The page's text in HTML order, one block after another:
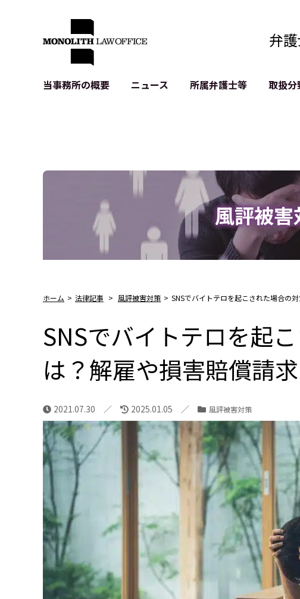
弁
当事務所の概要 ニュース 所属弁護士等 取扱分
生成AI関連法務
記事・LPの薬機法等チェ
D2C等の不正転売対策
サイバー犯罪の刑事告訴等
風評被害
ホーム > 法律記事 > 風評被害対策 > SNSでバイトテロを起こされた場合の
SNSでバイトテロを起
は？解雇や損害賠償請
2021.07.30 2025.01.05 風評被害対策